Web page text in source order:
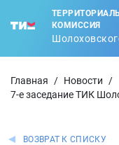
КОМИССИЯ
Главная / Новости
/
7-е заседание ТИК
ВОЗВРАТ К СПИСКУ